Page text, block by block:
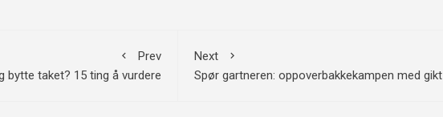
Prev
bytte taket? 15 ting å vurdere
Next
Spør gartneren: oppoverbakkekampen med gikt